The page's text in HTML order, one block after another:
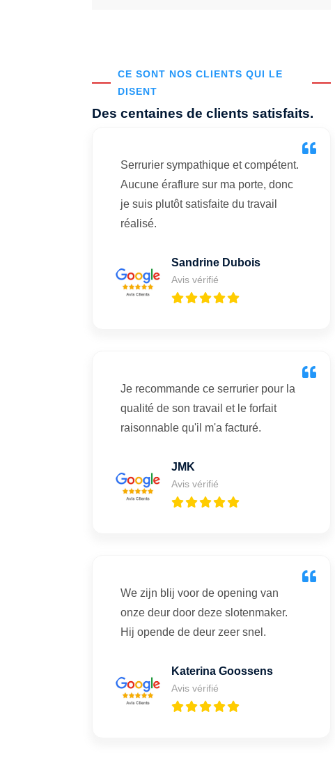
CE SONT NOS CLIENTS QUI LE
DISENT
Des centaines de clients satisfaits.
Serrurier sympathique et compétent.
Aucune éraflure sur ma porte, donc
je suis plutôt satisfaite du travail
réalisé.
Sandrine Dubois
Avis vérifié
Je recommande ce serrurier pour la
qualité de son travail et le forfait
raisonnable qu'il m'a facturé.
JMK
Avis vérifié
We zijn blij voor de opening van
onze deur door deze slotenmaker.
Hij opende de deur zeer snel.
Katerina Goossens
Avis vérifié